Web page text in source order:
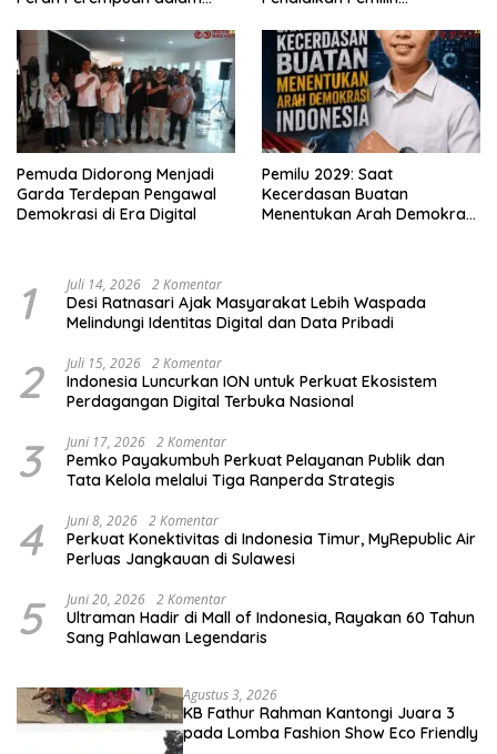
Pemuda Didorong Menjadi
Garda Terdepan Pengawal
Demokrasi di Era Digital
Pemilu 2029: Saat
Kecerdasan Buatan
Menentukan Arah Demokrasi
1 Juli 14, 2026 2 Komentar
Desi Ratnasari Ajak Masyarakat Lebih Waspada
Melindungi Identitas Digital dan Data Pribadi
2 Juli 15, 2026 2 Komentar
Indonesia Luncurkan ION untuk Perkuat Ekosistem
Perdagangan Digital Terbuka Nasional
3 Juni 17, 2026 2 Komentar
Pemko Payakumbuh Perkuat Pelayanan Publik dan
Tata Kelola melalui Tiga Ranperda Strategis
4 Juni 8, 2026 2 Komentar
Perkuat Konektivitas di Indonesia Timur, MyRepublic Air
Perluas Jangkauan di Sulawesi
5 Juni 20, 2026 2 Komentar
Ultraman Hadir di Mall of Indonesia, Rayakan 60 Tahun
Sang Pahlawan Legendaris
Agustus 3, 2026
KB Fathur Rahman Kantongi Juara 3
pada Lomba Fashion Show Eco Friendly